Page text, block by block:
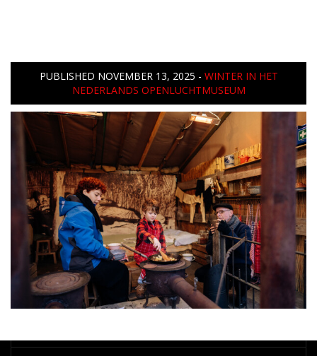
PUBLISHED NOVEMBER 13, 2025 - WINTER IN HET
NEDERLANDS OPENLUCHTMUSEUM